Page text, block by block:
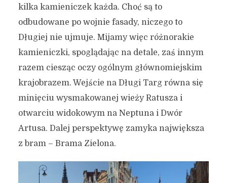
kilka kamieniczek każda. Choć są to
odbudowane po wojnie fasady, niczego to
Długiej nie ujmuje. Mijamy więc różnorakie
kamieniczki, spoglądając na detale, zaś innym
razem ciesząc oczy ogólnym głównomiejskim
krajobrazem. Wejście na Długi Targ równa się
minięciu wysmakowanej wieży Ratusza i
otwarciu widokowym na Neptuna i Dwór
Artusa. Dalej perspektywę zamyka największa
z bram – Brama Zielona.